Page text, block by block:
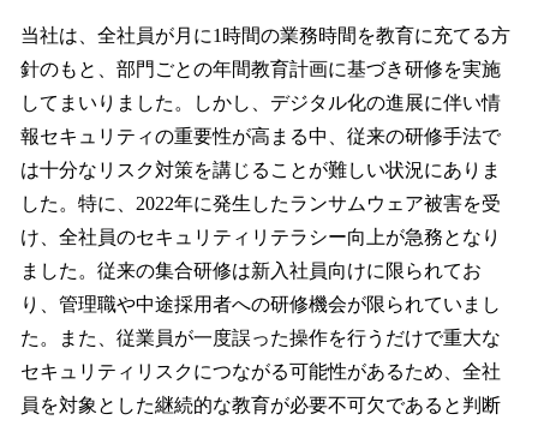
当社は、全社員が月に1時間の業務時間を教育に充てる方
針のもと、部門ごとの年間教育計画に基づき研修を実施
してまいりました。しかし、デジタル化の進展に伴い情
報セキュリティの重要性が高まる中、従来の研修手法で
は十分なリスク対策を講じることが難しい状況にありま
した。特に、2022年に発生したランサムウェア被害を受
け、全社員のセキュリティリテラシー向上が急務となり
ました。従来の集合研修は新入社員向けに限られてお
り、管理職や中途採用者への研修機会が限られていまし
た。また、従業員が一度誤った操作を行うだけで重大な
セキュリティリスクにつながる可能性があるため、全社
員を対象とした継続的な教育が必要不可欠であると判断